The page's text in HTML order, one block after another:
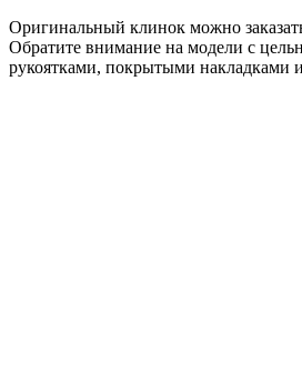
Оригинальный клинок можно
Обратите внимание на модели с
рукоятками, покрытыми накладками